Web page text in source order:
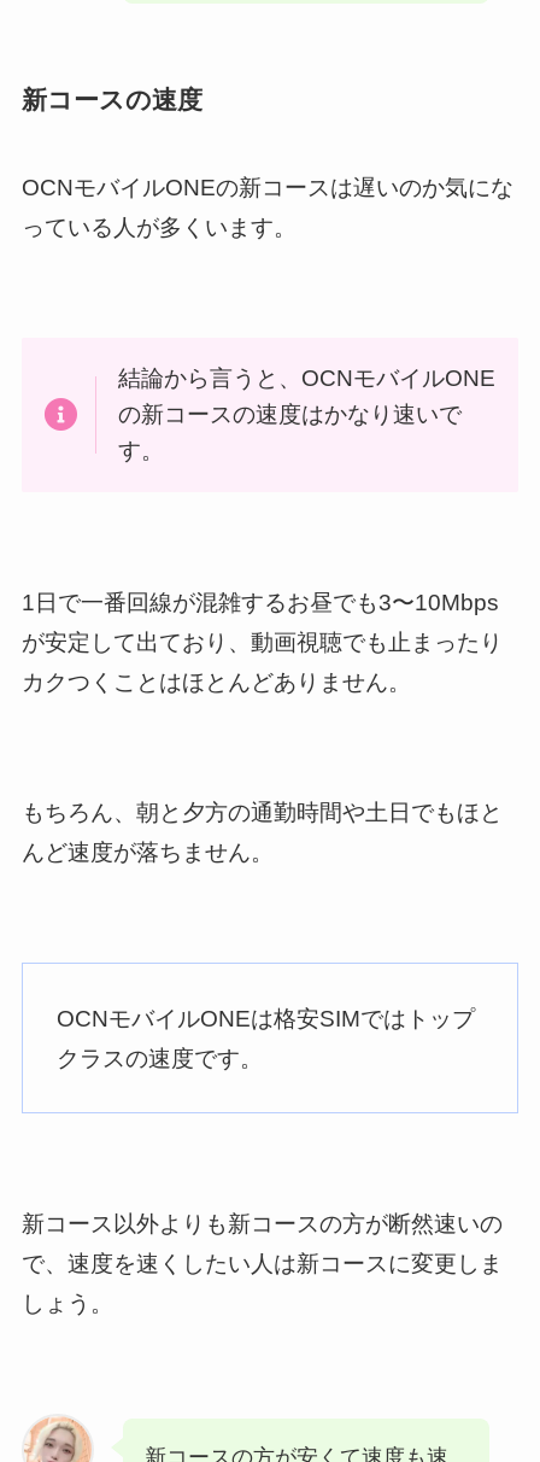
新コースの速度
OCNモバイルONEの新コースは遅いのか気にな
っている人が多くいます。
結論から言うと、OCNモバイルONE
の新コースの速度はかなり速いで
す。
1日で一番回線が混雑するお昼でも3〜10Mbps
が安定して出ており、動画視聴でも止まったり
カクつくことはほとんどありません。
もちろん、朝と夕方の通勤時間や土日でもほと
んど速度が落ちません。
OCNモバイルONEは格安SIMではトップ
クラスの速度です。
新コース以外よりも新コースの方が断然速いの
で、速度を速くしたい人は新コースに変更しま
しょう。